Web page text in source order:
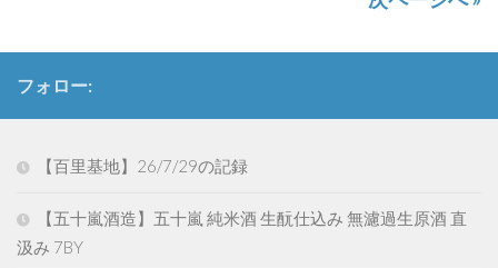
フォロー:
【百里基地】26/7/29の記録
【五十嵐酒造】五十嵐 純米酒 生酛仕込み 無濾過生原酒 直
汲み 7BY